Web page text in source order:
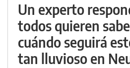
Un experto
todos quieren
cuándo seguirá
tan lluvioso en